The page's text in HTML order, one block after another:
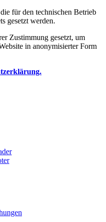
für den technischen Betrieb
gesetzt werden.
Zustimmung gesetzt, um
in anonymisierter Form